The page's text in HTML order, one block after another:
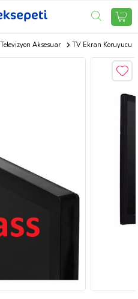
Televizyon Aksesuar TV Ekran Koruyucu